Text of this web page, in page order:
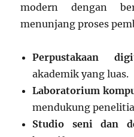
modern dengan
menunjang proses
Perpustakaan
akademik yang luas.
Laboratorium
mendukung
Studio seni dan